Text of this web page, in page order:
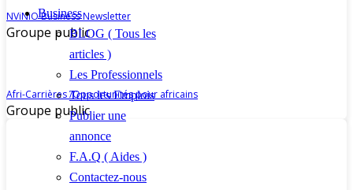
NViNiO Business Newsletter
Groupe public
Afri-Carrières /Opportunités pour africains
Groupe public
Business
BLOG ( Tous les
articles )
Les Professionnels
Tous les Emplois
Publier une
annonce
F.A.Q ( Aides )
Contactez-nous